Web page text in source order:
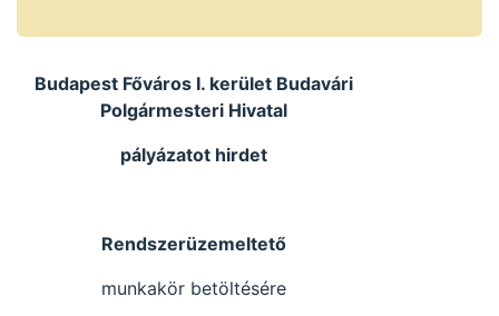
Budapest Főváros I. kerület Budavári
Polgármesteri Hivatal
pályázatot hirdet
Rendszerüzemeltető
munkakör betöltésére